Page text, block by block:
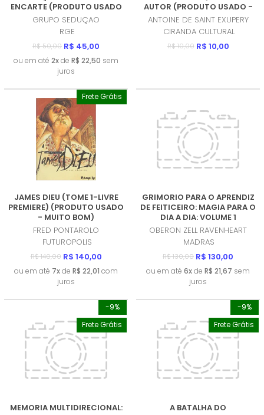
ENCARTE (PRODUTO USADO
- MUITO BOM)
GRUPO SEDUÇAO
RGE
R$ 50,00 R$ 45,00
ou em até 2xde R$ 22,50 sem
juros
AUTOR (PRODUTO USADO -
COMO NOVO)
ANTOINE DE SAINT EXUPERY
CIRANDA CULTURAL
R$ 10,00 R$ 10,00
Frete Grátis
JAMES DIEU (TOME 1-LIVRE
PREMIERE) (PRODUTO USADO
- MUITO BOM)
FRED PONTAROLO
FUTUROPOLIS
R$ 140,00 R$ 140,00
ou em até 7xde R$ 22,01 com
juros
GRIMORIO PARA O APRENDIZ
DE FEITICEIRO: MAGIA PARA O
DIA A DIA: VOLUME 1
(PRODUTO NOVO)
OBERON ZELL RAVENHEART
MADRAS
R$ 130,00 R$ 130,00
ou em até 6xde R$ 21,67 sem
juros
-9%
Frete Grátis
MEMORIA MULTIDIRECIONAL:
-9%
Frete Grátis
A BATALHA DO